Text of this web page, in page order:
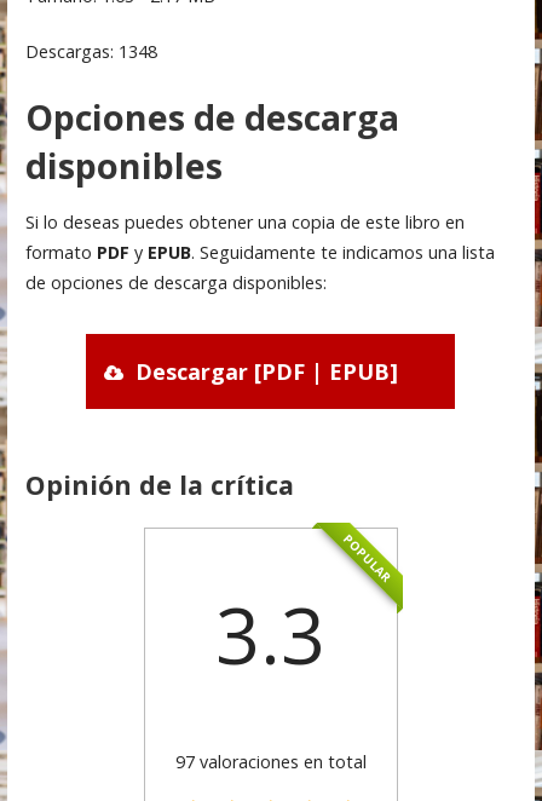
Descargas: 1348
Opciones de descarga
disponibles
Si lo deseas puedes obtener una copia de este libro en
formato PDF y EPUB. Seguidamente te indicamos una lista
de opciones de descarga disponibles:
Descargar [PDF | EPUB]
Opinión de la crítica
POPULAR
3.3
97 valoraciones en total